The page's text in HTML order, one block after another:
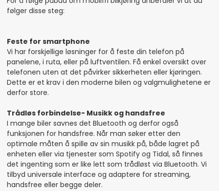
følger disse steg:
Feste for smartphone
Vi har forskjellige løsninger for å feste din telefon på
panelene, i ruta, eller på luftventilen. Få enkel oversikt over
telefonen uten at det påvirker sikkerheten eller kjøringen.
Dette er et krav i den moderne bilen og valgmulighetene er
derfor store.
Trådløs forbindelse- Musikk og handsfree
I mange biler savnes det Bluetooth og derfor også
funksjonen for handsfree. Når man søker etter den
optimale måten å spille av sin musikk på, både lagret på
enheten eller via tjenester som Spotify og Tidal, så finnes
det ingenting som er like lett som trådløst via Bluetooth. Vi
tilbyd universale interface og adaptere for streaming,
handsfree eller begge deler.